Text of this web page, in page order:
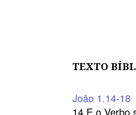
TEXTO
João 1.14-18
14 E o Verbo